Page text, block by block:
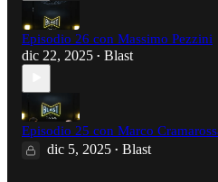
Episodio 26 con Massimo Pezzini
dic 22, 2025 • Blast
Episodio 25 con Marco
dic 5, 2025 • Blast